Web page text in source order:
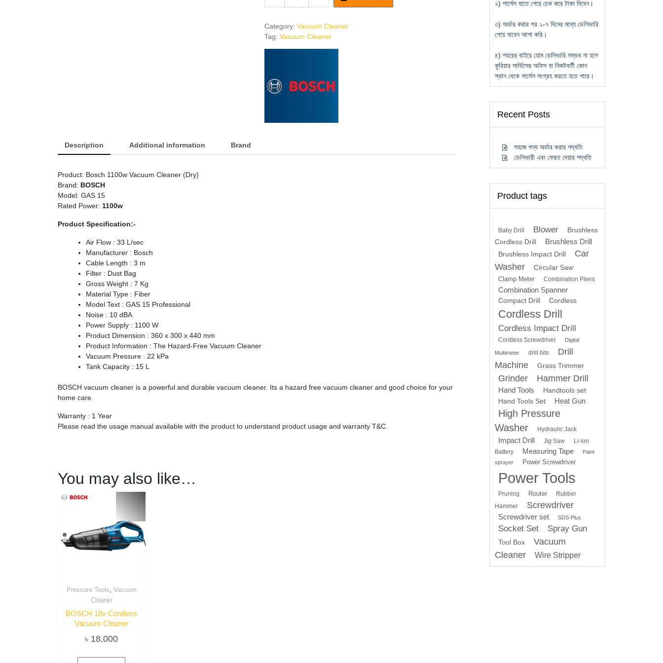
1100w
Cleaner
quantity
Category: Vacuum Cleaner
Tag: Vacuum Cleaner
Description Additional information Brand
Product: Bosch 1100w Vacuum Cleaner (Dry)
Brand: BOSCH
Model: GAS 15
Rated Power: 1100w
Product Specification:-
Air Flow : 33 L/sec
Manufacturer : Bosch
Cable Length : 3 m
Filter : Dust Bag
Gross Weight : 7 Kg
Material Type : Fiber
Model Text : GAS 15 Professional
Noise : 10 dBA
Power Supply : 1100 W
Product Dimension : 360 x 300 x 440 mm
Product Information : The Hazard-Free Vacuum Cleaner
Vacuum Pressure : 22 kPa
Tank Capacity : 15 L
BOSCH vacuum cleaner is a powerful and durable vacuum cleaner. Its a hazard free vacuum cleaner and good choice for your
home care.
Warranty : 1 Year
Please read the usage manual available with the product to understand product usage and warranty T&C.
You may also like…
Pressure Tools Vacuum
Cleaner
BOSCH 18v Cordless
Vacuum Cleaner
৳ 18,000
২) পার্সেল হাতে পেয়ে চেক করে টাকা দিবেন।
৩) অর্ডার করার পর ২-৭ দিনের মধ্যে ডেলিভারি
পেয়ে যাবেন আশা করি।
৪) শহরের বাইরে হোম ডেলিভারি সম্ভব না হলে
কুরিয়ার সার্ভিসের অফিস বা নিকটবর্তী কোন
স্থান থেকে পার্সেল সংগ্রহ করতে হতে পারে।
Recent Posts
সহজে পন্য অর্ডার করার পদ্ধতি
ডেলিভারী এবং ফেরত দেয়ার পদ্ধতি
Product tags
Baby Drill Blower
Brushless
Cordless Drill
Brushless Drill
Brushless Impact Drill
Car
Washer
Circular Saw
Clamp Meter
Combination Pliers
Combination Spanner
Compact Drill Cordless
Cordless Drill
Cordless Impact Drill
Cordless Screwdriver Digital
Multimeter drill bits
Drill
Machine
Grass Trimmer
Grinder Hammer Drill
Hand Tools
Handtools set
Hand Tools Set
Heat Gun
High Pressure
Washer
Hydraulic Jack
Impact Drill Jig Saw
Li-ion
Battery
Measuring Tape
Paint
sprayer
Power Screwdriver
Power Tools
Pruning Router
Rubber
Hammer
Screwdriver
Screwdriver set SDS-Plus
Socket Set Spray Gun
Tool Box
Vacuum
Cleaner
Wire Stripper